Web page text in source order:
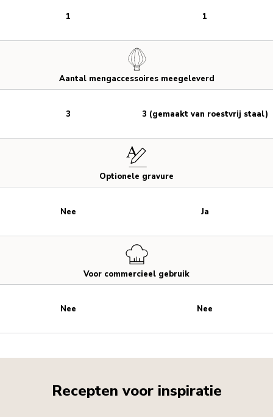
Aantal mengaccessoires meegeleverd
Optionele gravure
Voor commercieel gebruik
1
3
Nee
Nee
1
3 (gemaakt van roestvrij staal)
Ja
Nee
Recepten voor inspiratie